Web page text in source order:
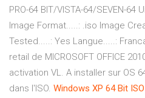
PRO-64 BIT/VISTA-64/SEVEN-64
Image Format.....: .iso Image
Tested.....: Yes Langue.....:
retail de MICROSOFT OFFICE
activation VL. A installer sur OS
dans l'ISO. Windows XP 64 Bit ISO